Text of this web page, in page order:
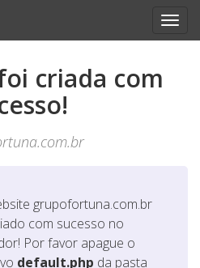
criada com
grupofortuna.com.br
com sucesso no
Por favor apague o
default.php da pasta